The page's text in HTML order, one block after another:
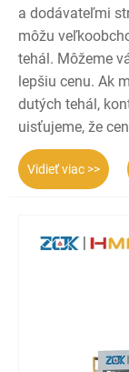
a dodávateľmi
môžu
tehál. Môžeme
lepšiu cenu. Ak
dutých tehál,
uisťujeme, že
Vidieť viac >>